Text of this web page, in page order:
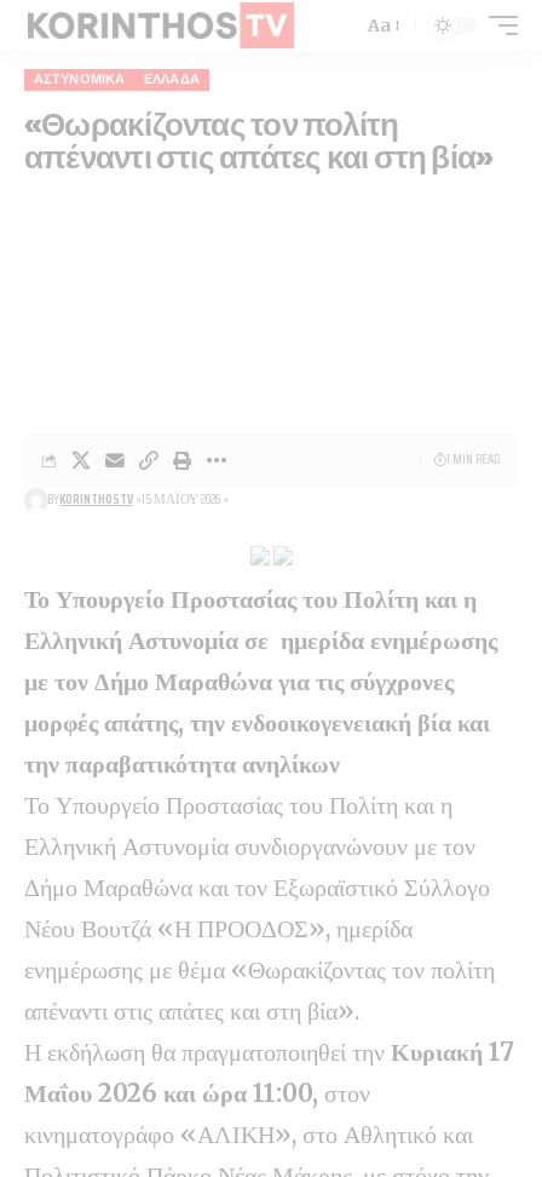
Aa
ΑΣΤΥΝΟΜΙΚΆ ΕΛΛΆΔΑ
«Θωρακίζοντας τον πολίτη
απέναντι στις απάτες και στη βία»
BYKORINTHOSTV 15 ΜΑΪ́ΟΥ 2026
1 MIN READ
Το Υπουργείο Προστασίας του Πολίτη και η
Ελληνική Αστυνομία σε ημερίδα ενημέρωσης
με τον Δήμο Μαραθώνα για τις σύγχρονες
μορφές απάτης, την ενδοοικογενειακή βία και
την παραβατικότητα ανηλίκων
Το Υπουργείο Προστασίας του Πολίτη και η
Ελληνική Αστυνομία συνδιοργανώνουν με τον
Δήμο Μαραθώνα και τον Εξωραϊστικό Σύλλογο
Νέου Βουτζά «Η ΠΡΟΟΔΟΣ», ημερίδα
ενημέρωσης με θέμα «Θωρακίζοντας τον πολίτη
απέναντι στις απάτες και στη βία».
Η εκδήλωση θα πραγματοποιηθεί την Κυριακή 17
Μαΐου 2026 και ώρα 11:00, στον
κινηματογράφο «ΑΛΙΚΗ», στο Αθλητικό και